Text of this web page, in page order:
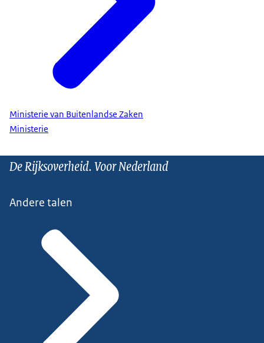
Ministerie van Buitenlandse Zaken
Ministerie
De Rijksoverheid. Voor Nederland
Andere talen